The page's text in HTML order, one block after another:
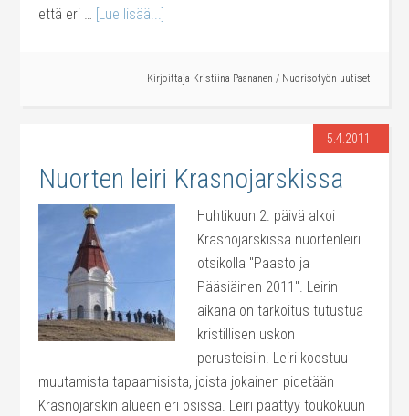
että eri … [Lue lisää...]
Kirjoittaja Kristiina Paananen / Nuorisotyön uutiset
5.4.2011
Nuorten leiri Krasnojarskissa
Huhtikuun 2. päivä alkoi
Krasnojarskissa nuortenleiri
otsikolla "Paasto ja
Pääsiäinen 2011". Leirin
aikana on tarkoitus tutustua
kristillisen uskon
perusteisiin. Leiri koostuu
muutamista tapaamisista, joista jokainen pidetään
Krasnojarskin alueen eri osissa. Leiri päättyy toukokuun